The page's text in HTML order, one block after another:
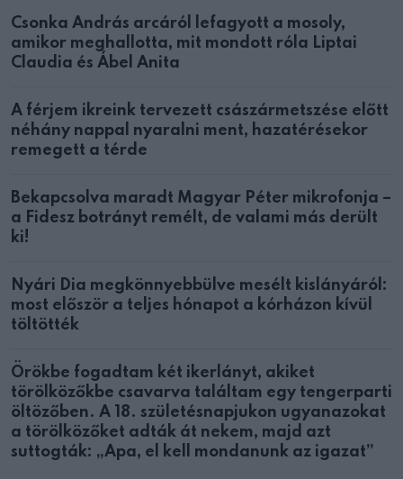
Csonka András arcáról lefagyott a mosoly,
amikor meghallotta, mit mondott róla Liptai
Claudia és Ábel Anita
A férjem ikreink tervezett császármetszése előtt
néhány nappal nyaralni ment, hazatérésekor
remegett a térde
Bekapcsolva maradt Magyar Péter mikrofonja –
a Fidesz botrányt remélt, de valami más derült
ki!
Nyári Dia megkönnyebbülve mesélt kislányáról:
most először a teljes hónapot a kórházon kívül
töltötték
Örökbe fogadtam két ikerlányt, akiket
törölközőkbe csavarva találtam egy tengerparti
öltözőben. A 18. születésnapjukon ugyanazokat
a törölközőket adták át nekem, majd azt
suttogták: „Apa, el kell mondanunk az igazat”